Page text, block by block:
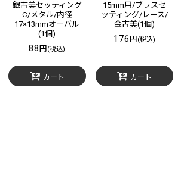
銀古美セッティング
C/メタル/内径
17×13mmオーバル
(1個)
88円 (税込)
カート
15mm用/ブラスセ
ッティング/レース/
金古美(1個)
176 円 (税込)
カート